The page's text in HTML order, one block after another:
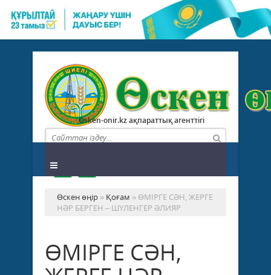
Osken-onir.kz ақпараттық агенттігі
Өскен өңір » Қоғам » ӨМІРГЕ СӘН, ЖЕРГЕ
НӘР БЕРГЕН – ШҮЛЕНГЕР ӘЛИЯР
ӨМІРГЕ СӘН,